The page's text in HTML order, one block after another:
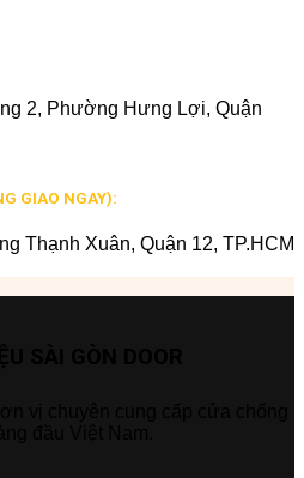
2, Phường Hưng Lợi, Quận
GIAO NGAY):
Thạnh Xuân, Quận 12, TP.HCM